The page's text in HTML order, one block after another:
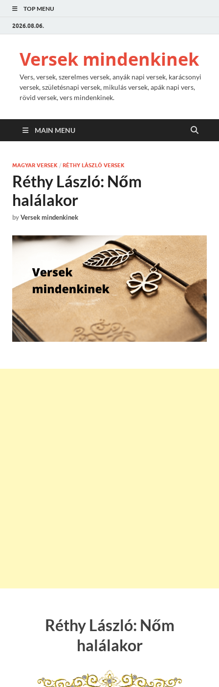
TOP MENU
2026.08.06.
Versek mindenkinek
Vers, versek, szerelmes versek, anyák napi versek, karácsonyi
versek, születésnapi versek, mikulás versek, apák napi vers,
rövid versek, vers mindenkinek.
MAIN MENU
MAGYAR VERSEK / RÉTHY LÁSZLÓ VERSEK
Réthy László: Nőm
halálakor
byVersek mindenkinek
Réthy László: Nőm
halálakor